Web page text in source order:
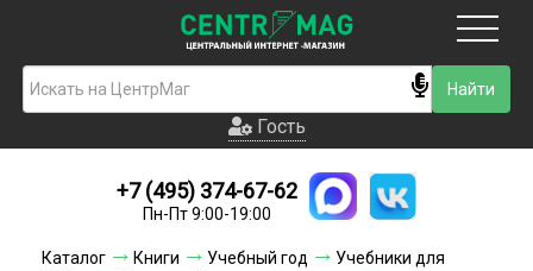
Гость
Новинки
Условия доставки
Гость
+7 (495) 374-67-62
Пн-Пт 9:00-19:00
Каталог Книги Учебный год
Учебники для